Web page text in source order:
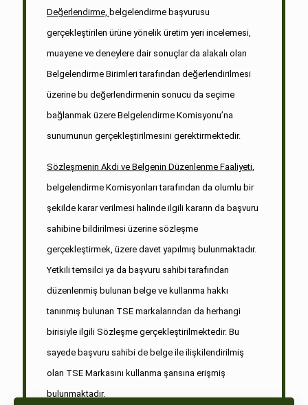
Değerlendirme, belgelendirme başvurusu
gerçekleştirilen ürüne yönelik üretim yeri incelemesi,
muayene ve deneylere dair sonuçlar da alakalı olan
Belgelendirme Birimleri tarafından değerlendirilmesi
üzerine bu değerlendirmenin sonucu da seçime
bağlanmak üzere Belgelendirme Komisyonu’na
sunumunun gerçekleştirilmesini gerektirmektedir.
Sözleşmenin Akdi ve Belgenin Düzenlenme Faaliyeti,
belgelendirme Komisyonları tarafından da olumlu bir
şekilde karar verilmesi halinde ilgili kararın da başvuru
sahibine bildirilmesi üzerine sözleşme
gerçekleştirmek, üzere davet yapılmış bulunmaktadır.
Yetkili temsilci ya da başvuru sahibi tarafından
düzenlenmiş bulunan belge ve kullanma hakkı
tanınmış bulunan TSE markalarından da herhangi
birisiyle ilgili Sözleşme gerçekleştirilmektedir. Bu
sayede başvuru sahibi de belge ile ilişkilendirilmiş
olan TSE Markasını kullanma şansına erişmiş
bulunmaktadır.